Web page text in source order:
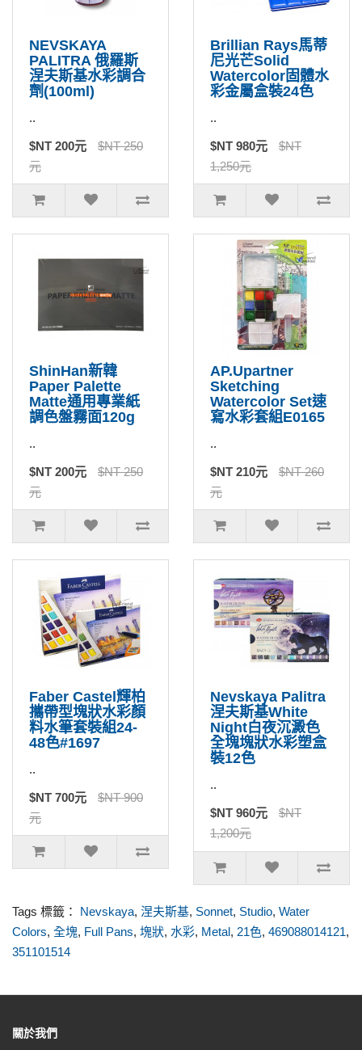
NEVSKAYA
PALITRA 俄羅斯
涅夫斯基水彩調合
劑(100ml)
..
$NT 200元
$NT 250
元
Brillian Rays馬蒂
尼光芒Solid
Watercolor固體水
彩金屬盒裝24色
..
$NT 980元
$NT
1,250元
ShinHan新韓
Paper Palette
Matte通用專業紙
調色盤霧面120g
..
$NT 200元
$NT 250
元
AP.Upartner
Sketching
Watercolor Set速
寫水彩套組E0165
..
$NT 210元
$NT 260
元
Faber Castel輝柏
攜帶型塊狀水彩顏
料水筆套裝組24-
48色#1697
..
$NT 700元
$NT 900
元
Nevskaya Palitra
涅夫斯基White
Night白夜沉澱色
全塊塊狀水彩塑盒
裝12色
..
$NT 960元
$NT
1,200元
Tags 標籤： Nevskaya, 涅夫斯基, Sonnet, Studio, Water
Colors, 全塊, Full Pans, 塊狀, 水彩, Metal, 21色, 469088014121,
351101514
關於我們